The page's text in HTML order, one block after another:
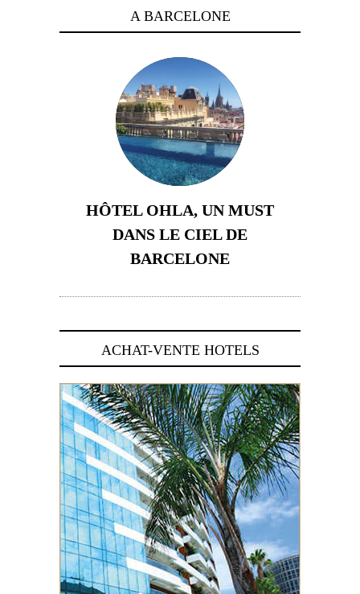
A BARCELONE
HÔTEL OHLA, UN MUST
DANS LE CIEL DE
BARCELONE
ACHAT-VENTE HOTELS